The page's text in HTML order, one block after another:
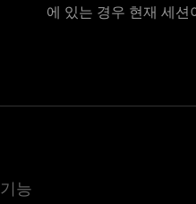
에 있는 경우 현재 세
기능